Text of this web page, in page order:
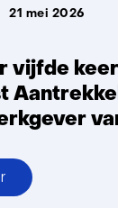
vijfde
21 mei 2026